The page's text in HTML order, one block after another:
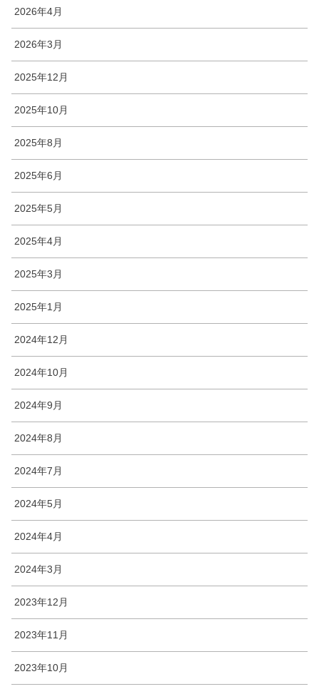
2026年4月
2026年3月
2025年12月
2025年10月
2025年8月
2025年6月
2025年5月
2025年4月
2025年3月
2025年1月
2024年12月
2024年10月
2024年9月
2024年8月
2024年7月
2024年5月
2024年4月
2024年3月
2023年12月
2023年11月
2023年10月